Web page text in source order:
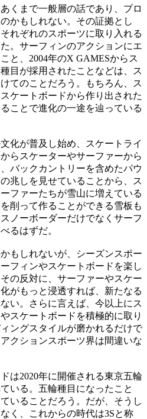
くまで一般層の話であり、プロ
かもしれない。その証拠とし
れぞれのスポーツに取り入れる
。サーフィンのアクションにエ
と、2004年のX GAMESからス
目が採用されたことなどは、ス
てのことだろう。もちろん、ス
ケートボードから作り出された
ことで進化の一途を辿っている
化が普及し始め、スケートライ
らスケーターやサーファーから
バックカントリーを含めたパウ
兆しを見せていることから、ス
ファーたちが雪山に増えている
削って作ることができる雪板も
ノーボーダーだけでなくサーフ
るはずだ。
もしれないが、シーズンスポー
フィンやスケートボードを楽し
の反対に、サーファーやスケー
がもっと浸透すれば、新たなる
い。さらに言えば、今以上にス
スケートボードを積極的に取り
ングスタイルが磨かれるだけで
クションスポーツ界は間違いな
は2020年に開催される東京五輪
いる。五輪種目になったこと
いることだろう。だが、そうし
く、これからの時代は3Sと称